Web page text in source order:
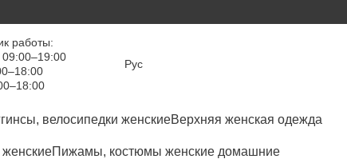
работы:
09:00–19:00
Рус
велосипедки женскиеВерхняя женская одежда
Пижамы, костюмы женские домашние